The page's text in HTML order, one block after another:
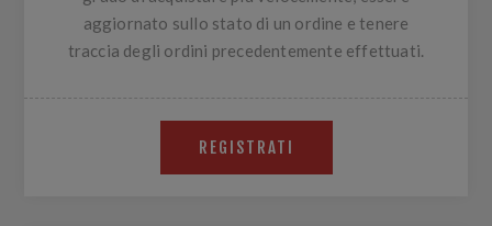
aggiornato sullo stato di un ordine e tenere
traccia degli ordini precedentemente effettuati.
REGISTRATI